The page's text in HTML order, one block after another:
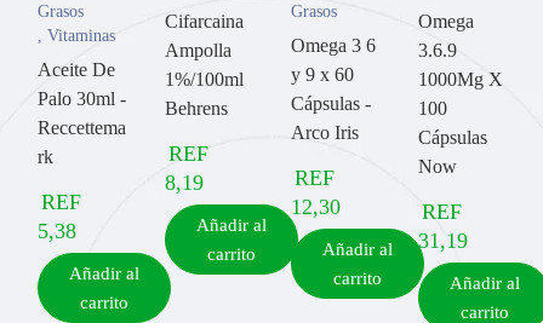
Grasos
Vitaminas
Aceite De
Palo 30ml -
Reccettema
rk
REF
5,38
Añadir al
carrito
Cifarcaina
Ampolla
1%/100ml
Behrens
REF
8,19
Añadir al
carrito
Grasos
Omega 3 6
y 9 x 60
Cápsulas -
Arco Iris
REF
12,30
Añadir al
carrito
Omega
3.6.9
1000Mg X
100
Cápsulas
Now
REF
31,19
Añadir al
carrito